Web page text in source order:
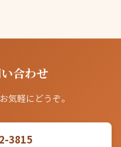
合わせ
気軽にどうぞ。
3815